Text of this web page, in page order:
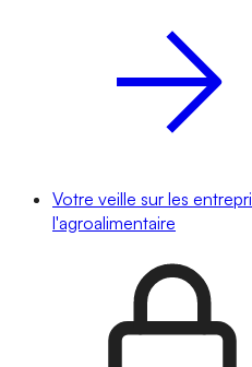
Votre veille sur les
l'agroalimentaire